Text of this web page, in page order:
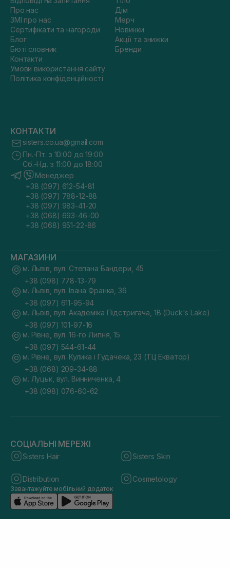
Про нас
ЗМІ про нас
Сертифікати та нагороди
Блог
Бюті словник
Контакти
Умови використання сайту
Політика конфіденційності
Дім
Мерч
Новинки
Акції та знижки
Бренди
КОНТАКТИ
sisters.co.ua@gmail.com
Пн.-Пт. з 10:00 до 19:00
Сб.-Нд. з 11:00 до 18:00
Менеджер
+38 (097) 612-54-81
+38 (097) 788-12-88
+38 (097) 983-41-20
+38 (068) 693-46-00
+38 (068) 951-22-86
МАГАЗИНИ
м. Львів, вул. Степана Бандери, 45
+38 (098) 778-13-79
м. Львів, вул. Івана Франка, 36
+38 (097) 611-95-94
м. Львів, вул. Академіка Підстригача, 1В (Duck's Lake)
+38 (097) 101-97-16
м. Рівне, вул. 16-го Липня, 15
+38 (097) 544-61-44
м. Рівне, вул. Кулика і Гудачека, 23 (ТЦ Екватор)
+38 (068) 209-34-88
м. Луцьк, вул. Винниченка, 4
+38 (098) 076-60-62
СОЦІАЛЬНІ МЕРЕЖІ
Sisters Hair Sisters Skin
Distribution Cosmetology
Завантажуйте мобільний додаток